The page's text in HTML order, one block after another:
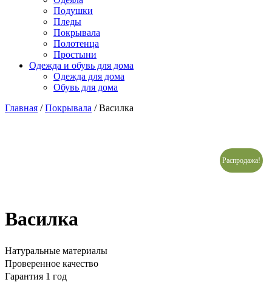
Подушки
Пледы
Покрывала
Полотенца
Простыни
Одежда и обувь для дома
Одежда для дома
Обувь для дома
Главная /Покрывала / Василка
Распродажа!
Василка
Натуральные материалы
Проверенное качество
Гарантия 1 год